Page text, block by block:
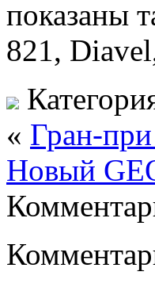
показаны
821,
« Гран-
Новый